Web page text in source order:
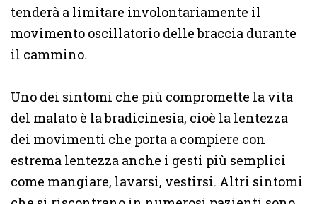
tenderà a limitare involontariamente il
movimento oscillatorio delle braccia durante
il cammino.
Uno dei sintomi che più compromette la vita
del malato è la bradicinesia, cioè la lentezza
dei movimenti che porta a compiere con
estrema lentezza anche i gesti più semplici
come mangiare, lavarsi, vestirsi. Altri sintomi